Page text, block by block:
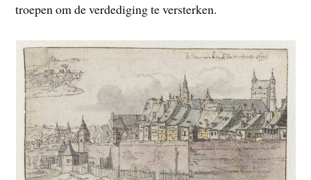
troepen om de verdediging te versterken.